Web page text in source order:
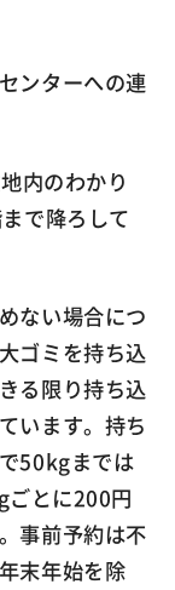
ンターへの連
内のわかり
で降ろして
ない場合につ
ゴミを持ち込
る限り持ち込
います。持ち
50kgまでは
とに200円
事前予約は不
末年始を除